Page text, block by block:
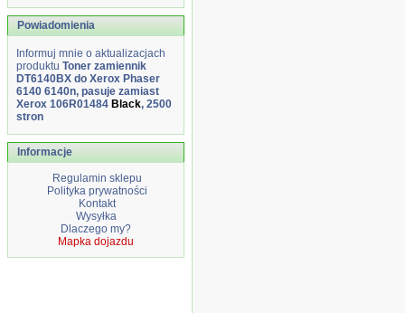
Powiadomienia
Informuj mnie o aktualizacjach
produktu Toner zamiennik
DT6140BX do Xerox Phaser
6140 6140n, pasuje zamiast
Xerox 106R01484 Black, 2500
stron
Informacje
Regulamin sklepu
Polityka prywatności
Kontakt
Wysyłka
Dlaczego my?
Mapka dojazdu